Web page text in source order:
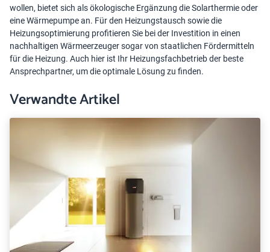
wollen, bietet sich als ökologische Ergänzung die Solarthermie oder
eine Wärmepumpe an. Für den Heizungstausch sowie die
Heizungsoptimierung profitieren Sie bei der Investition in einen
nachhaltigen Wärmeerzeuger sogar von staatlichen Fördermitteln
für die Heizung. Auch hier ist Ihr Heizungsfachbetrieb der beste
Ansprechpartner, um die optimale Lösung zu finden.
Verwandte Artikel